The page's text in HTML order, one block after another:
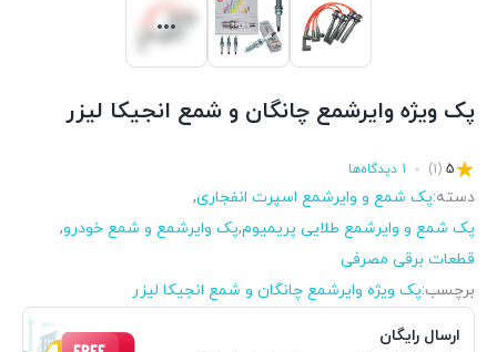
پک ویژه وایرشمع چانگان و شمع انجیکا لیزر
5
(1) 1 دیدگاه‌ها
دسته:پک شمع و وایرشمع اسپرت انفجاری,
پک شمع و وایرشمع طلایی پریمیوم,پک وایرشمع و شمع خودرو,
قطعات برقی مصرفی
برچسب:پک ویژه وایرشمع چانگان و شمع انجیکا لیزر
ارسال رایگان